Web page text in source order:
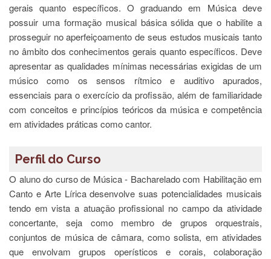
Diplomas
Disponíveis
Editais
Formulários
Histórico
Matrícula
Normas
e
PAE
Programas
Twitter
gerais quanto específicos. O graduando em Música deve
possuir uma formação musical básica sólida que o habilite a
prosseguir no aperfeiçoamento de seus estudos musicais tanto
no âmbito dos conhecimentos gerais quanto específicos. Deve
apresentar as qualidades mínimas necessárias exigidas de um
músico como os sensos rítmico e auditivo apurados,
essenciais para o exercício da profissão, além de familiaridade
com conceitos e princípios teóricos da música e competência
em atividades práticas como cantor.
Perfil do Curso
O aluno do curso de Música - Bacharelado com Habilitação em
Canto e Arte Lírica desenvolve suas potencialidades musicais
tendo em vista a atuação profissional no campo da atividade
concertante, seja como membro de grupos orquestrais,
conjuntos de música de câmara, como solista, em atividades
que envolvam grupos operísticos e corais, colaboração